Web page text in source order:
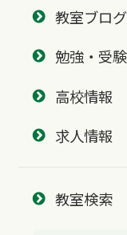
教室ブログ
勉強・受
高校情報
求人情報
教室検索